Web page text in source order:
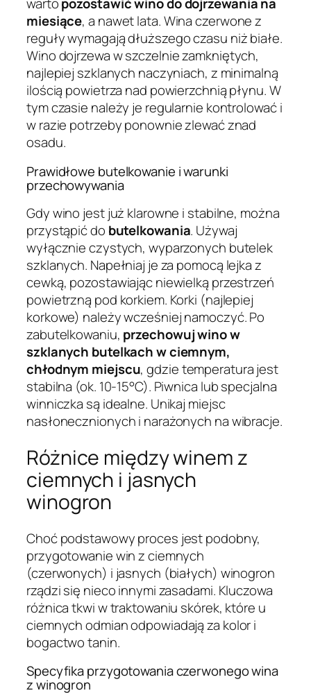
wartopozostawić wino do dojrzewania na
miesiące, a nawet lata. Wina czerwone z
reguły wymagają dłuższego czasu niż białe.
Wino dojrzewa w szczelnie zamkniętych,
najlepiej szklanych naczyniach, z minimalną
ilością powietrza nad powierzchnią płynu. W
tym czasie należy je regularnie kontrolować i
w razie potrzeby ponownie zlewać znad
osadu.
Prawidłowe butelkowanie i warunki
przechowywania
Gdy wino jest już klarowne i stabilne, można
przystąpić do butelkowania. Używaj
wyłącznie czystych, wyparzonych butelek
szklanych. Napełniaj je za pomocą lejka z
cewką, pozostawiając niewielką przestrzeń
powietrzną pod korkiem. Korki (najlepiej
korkowe) należy wcześniej namoczyć. Po
zabutelkowaniu, przechowuj wino w
szklanych butelkach w ciemnym,
chłodnym miejscu, gdzie temperatura jest
stabilna (ok. 10-15°C). Piwnica lub specjalna
winniczka są idealne. Unikaj miejsc
nasłonecznionych i narażonych na wibracje.
Różnice między winem z
ciemnych i jasnych
winogron
Choć podstawowy proces jest podobny,
przygotowanie win z ciemnych
(czerwonych) i jasnych (białych) winogron
rządzi się nieco innymi zasadami. Kluczowa
różnica tkwi w traktowaniu skórek, które u
ciemnych odmian odpowiadają za kolor i
bogactwo tanin.
Specyfika przygotowania czerwonego wina
z winogron